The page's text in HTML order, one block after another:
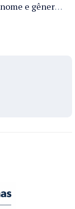
TJAM autoriza retificação de prenome e gênero em registros civis na Comarca de Benjamin Constant